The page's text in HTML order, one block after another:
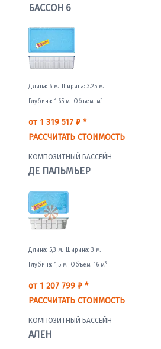
БАССОН 6
Длина: 6 м. Ширина: 3.25 м.
Глубина: 1.65 м. Объем: м3
от 1 319 517 ₽ *
РАССЧИТАТЬ СТОИМОСТЬ
КОМПОЗИТНЫЙ БАССЕЙН
ДЕ ПАЛЬМЬЕР
Длина: 5,3 м. Ширина: 3 м.
Глубина: 1,5 м. Объем: 16 м3
от 1 207 799 ₽ *
РАССЧИТАТЬ СТОИМОСТЬ
КОМПОЗИТНЫЙ БАССЕЙН
АЛЕН